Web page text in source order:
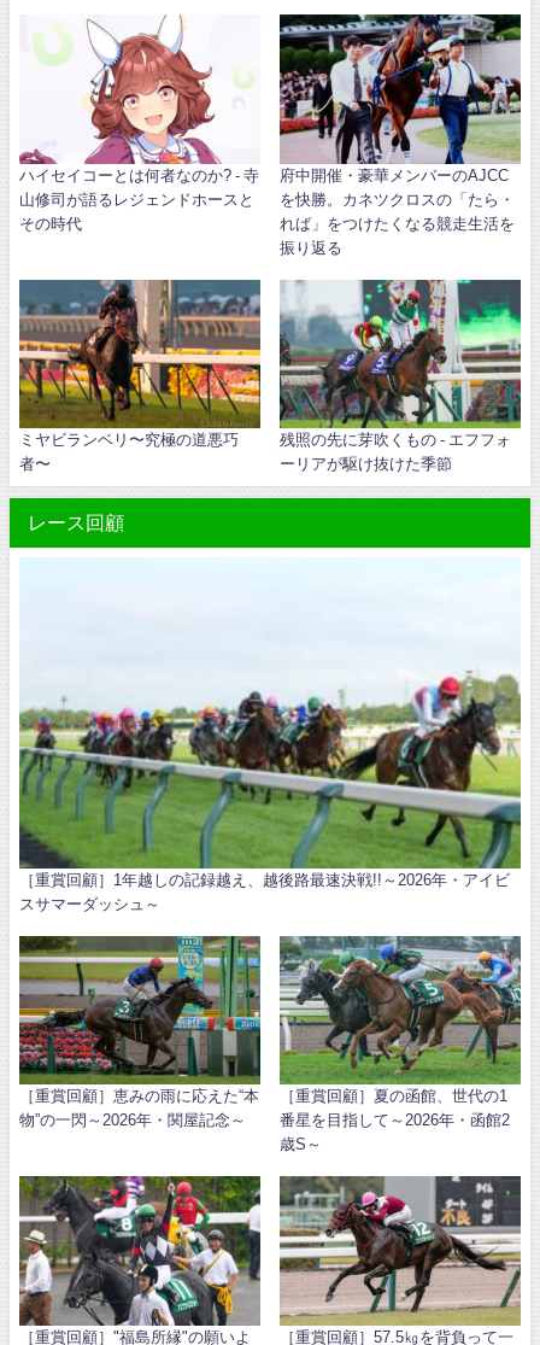
ハイセイコーとは何者なのか? - 寺
山修司が語るレジェンドホースと
その時代
府中開催・豪華メンバーのAJCC
を快勝。カネツクロスの「たら・
れば」をつけたくなる競走生活を
振り返る
ミヤビランベリ〜究極の道悪巧
者〜
残照の先に芽吹くもの - エフフォ
ーリアが駆け抜けた季節
レース回顧
［重賞回顧］1年越しの記録越え、越後路最速決戦!!～2026年・アイビ
スサマーダッシュ～
［重賞回顧］恵みの雨に応えた“本
物”の一閃～2026年・関屋記念～
［重賞回顧］夏の函館、世代の1
番星を目指して～2026年・函館2
歳S～
［重賞回顧］"福島所縁"の願いよ ［重賞回顧］57.5㎏を背負って一